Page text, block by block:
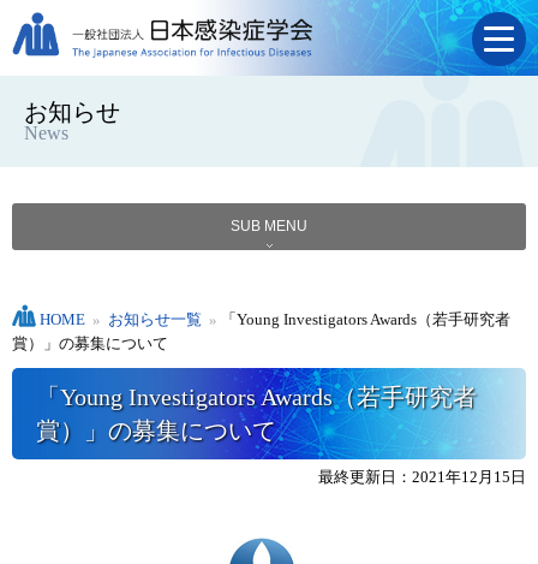
お知らせ
News
SUB MENU
HOME » お知らせ一覧 »
「Young Investigators Awards（若手研究者
賞）」の募集について
「Young Investigators Awards（若手研究者
賞）」の募集について
最終更新日：2021年12月15日